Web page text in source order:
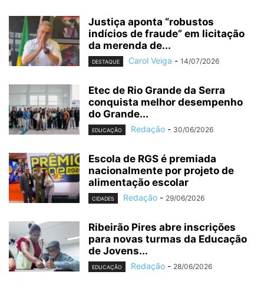
Justiça aponta “robustos
indícios de fraude” em licitação
da merenda de...
DESTAQUE Carol Veiga - 14/07/2026
Etec de Rio Grande da Serra
conquista melhor desempenho
do Grande...
EDUCAÇÃO Redação - 30/06/2026
Escola de RGS é premiada
nacionalmente por projeto de
alimentação escolar
CIDADES Redação - 29/06/2026
Ribeirão Pires abre inscrições
para novas turmas da Educação
de Jovens...
EDUCAÇÃO Redação - 28/06/2026